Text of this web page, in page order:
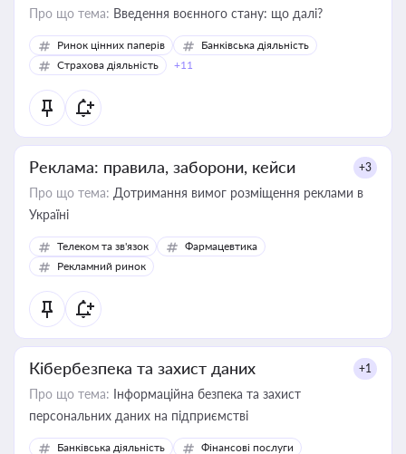
Про що тема: Введення воєнного стану: що далі?
Ринок цінних паперів
Банківська діяльність
Страхова діяльність
+11
Реклама: правила, заборони, кейси +3
Про що тема: Дотримання вимог розміщення реклами в
Україні
Телеком та зв'язок
Фармацевтика
Рекламний ринок
Кібербезпека та захист даних +1
Про що тема: Інформаційна безпека та захист
персональних даних на підприємстві
Банківська діяльність
Фінансові послуги